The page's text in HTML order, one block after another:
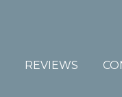
REVIEWS